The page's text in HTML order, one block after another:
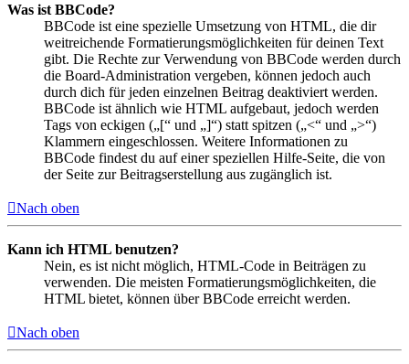
Was ist BBCode?
BBCode ist eine spezielle Umsetzung von HTML, die dir
weitreichende Formatierungsmöglichkeiten für deinen Text
gibt. Die Rechte zur Verwendung von BBCode werden durch
die Board-Administration vergeben, können jedoch auch
durch dich für jeden einzelnen Beitrag deaktiviert werden.
BBCode ist ähnlich wie HTML aufgebaut, jedoch werden
Tags von eckigen („[“ und „]“) statt spitzen („<“ und „>“)
Klammern eingeschlossen. Weitere Informationen zu
BBCode findest du auf einer speziellen Hilfe-Seite, die von
der Seite zur Beitragserstellung aus zugänglich ist.
Nach oben
Kann ich HTML benutzen?
Nein, es ist nicht möglich, HTML-Code in Beiträgen zu
verwenden. Die meisten Formatierungsmöglichkeiten, die
HTML bietet, können über BBCode erreicht werden.
Nach oben